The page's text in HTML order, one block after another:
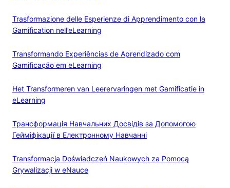
Trasformazione delle Esperienze di Apprendimento con la
Gamification nell’eLearning
Transformando Experiências de Aprendizado com
Gamificação em eLearning
Het Transformeren van Leerervaringen met Gamificatie in
eLearning
Трансформація Навчальних Досвідів за Допомогою
Гейміфікації в Електронному Навчанні
Transformacja Doświadczeń Naukowych za Pomocą
Grywalizacji w eNauce